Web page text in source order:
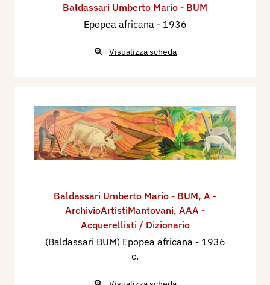
Baldassari Umberto Mario - BUM
Epopea africana - 1936
Visualizza scheda
Baldassari Umberto Mario - BUM, A -
ArchivioArtistiMantovani, AAA -
Acquerellisti / Dizionario
(Baldassari BUM) Epopea africana - 1936
c.